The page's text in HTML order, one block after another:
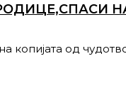
копијата од